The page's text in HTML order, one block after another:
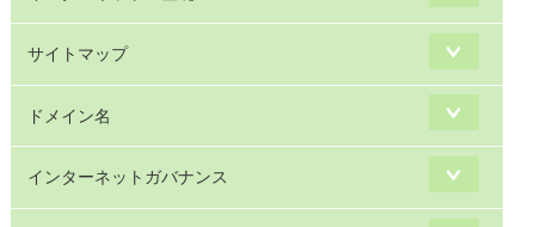
サイトマップ
ドメイン名
インターネットガバナンス